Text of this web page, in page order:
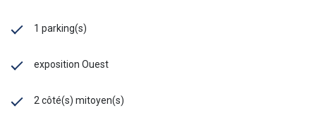
1 parking(s)
exposition Ouest
2 côté(s) mitoyen(s)